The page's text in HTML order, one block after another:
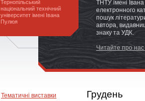
Тернопільський
національний технічний
університет імені Івана
Пулюя
ТНТУ імені
електронного
пошук
автора,
знаку та УДК.
Читайте про
Тематичні виставки
Грудень